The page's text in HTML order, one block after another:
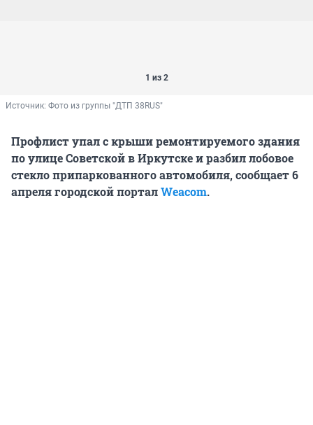
1 из 2
Источник: Фото из группы "ДТП 38RUS"
Профлист упал с крыши ремонтируемого здания
по улице Советской в Иркутске и разбил лобовое
стекло припаркованного автомобиля, сообщает 6
апреля городской порталWeacom.